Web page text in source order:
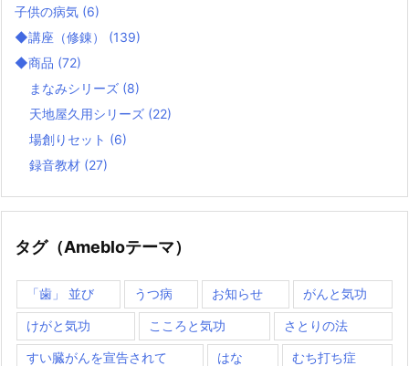
子供の病気 (6)
◆講座（修錬） (139)
◆商品 (72)
まなみシリーズ (8)
天地屋久用シリーズ (22)
場創りセット (6)
録音教材 (27)
タグ（Amebloテーマ）
「歯」 並び うつ病 お知らせ がんと気功
けがと気功 こころと気功 さとりの法
すい臓がんを宣告されて はな むち打ち症